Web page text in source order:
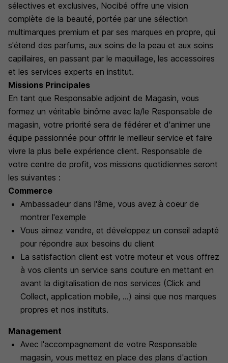
sélectives et exclusives, Nocibé offre une vision
complète de la beauté, portée par une sélection
multimarques premium et par ses marques en propre, qui
s'étend des parfums, aux soins de la peau et aux soins
capillaires, en passant par le maquillage, les accessoires
et les services experts en institut.
Missions Principales
En tant que Responsable adjoint de Magasin, vous
formez un véritable binôme avec la/le Responsable de
magasin, votre priorité sera de fédérer et d'animer une
équipe passionnée pour offrir le meilleur service et faire
vivre la plus belle expérience client. Responsable de
votre centre de profit, vos missions quotidiennes seront
les suivantes :
Commerce
Ambassadeur dans l'âme, vous avez à coeur de
montrer l'exemple
Vous aimez vendre, et développez un conseil adapté
pour répondre aux besoins du client
La satisfaction client est votre moteur et vous offrez
à vos clients un service sans couture en mettant en
avant la digitalisation de nos services (Click and
Collect, application mobile, ...) ainsi que nos marques
propres et nos instituts.
Management
Avec l'accompagnement de votre Responsable
magasin, vous mettez en place des plans d'action